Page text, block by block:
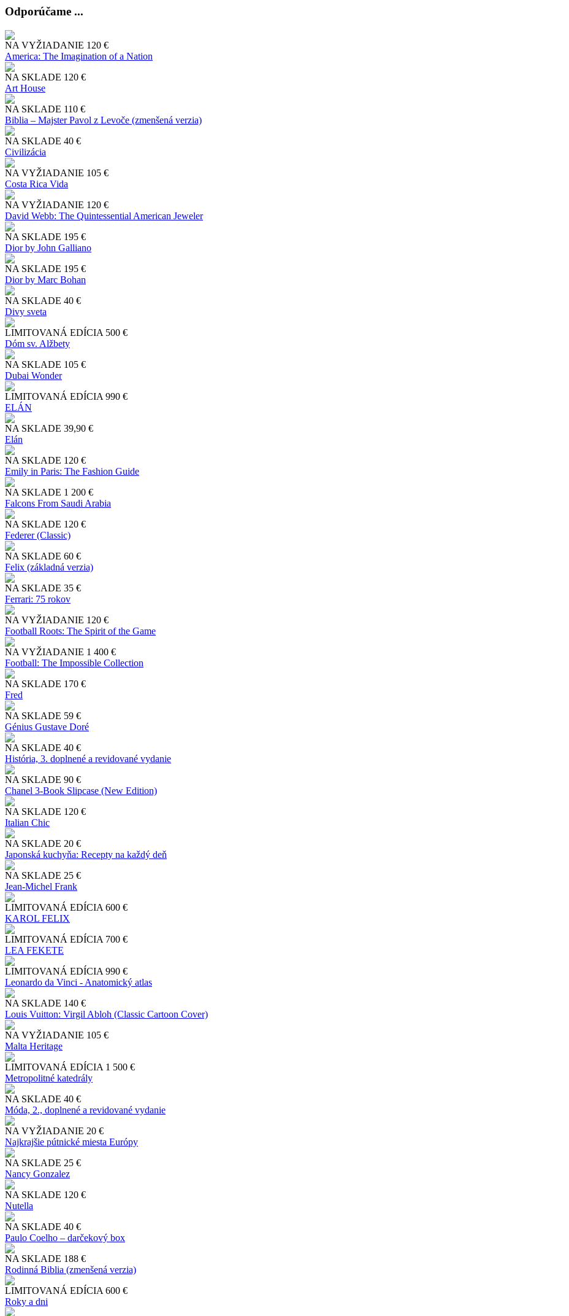
Odporúčame ...
NA VYŽIADANIE 120 €
America: The Imagination of a Nation
NA SKLADE 120 €
Art House
NA SKLADE 110 €
Biblia – Majster Pavol z Levoče (zmenšená verzia)
NA SKLADE 40 €
Civilizácia
NA VYŽIADANIE 105 €
Costa Rica Vida
NA VYŽIADANIE 120 €
David Webb: The Quintessential American Jeweler
NA SKLADE 195 €
Dior by John Galliano
NA SKLADE 195 €
Dior by Marc Bohan
NA SKLADE 40 €
Divy sveta
LIMITOVANÁ EDÍCIA 500 €
Dóm sv. Alžbety
NA SKLADE 105 €
Dubai Wonder
LIMITOVANÁ EDÍCIA 990 €
ELÁN
NA SKLADE 39,90 €
Elán
NA SKLADE 120 €
Emily in Paris: The Fashion Guide
NA SKLADE 1 200 €
Falcons From Saudi Arabia
NA SKLADE 120 €
Federer (Classic)
NA SKLADE 60 €
Felix (základná verzia)
NA SKLADE 35 €
Ferrari: 75 rokov
NA VYŽIADANIE 120 €
Football Roots: The Spirit of the Game
NA VYŽIADANIE 1 400 €
Football: The Impossible Collection
NA SKLADE 170 €
Fred
NA SKLADE 59 €
Génius Gustave Doré
NA SKLADE 40 €
História, 3. doplnené a revidované vydanie
NA SKLADE 90 €
Chanel 3-Book Slipcase (New Edition)
NA SKLADE 120 €
Italian Chic
NA SKLADE 20 €
Japonská kuchyňa: Recepty na každý deň
NA SKLADE 25 €
Jean-Michel Frank
LIMITOVANÁ EDÍCIA 600 €
KAROL FELIX
LIMITOVANÁ EDÍCIA 700 €
LEA FEKETE
LIMITOVANÁ EDÍCIA 990 €
Leonardo da Vinci - Anatomický atlas
NA SKLADE 140 €
Louis Vuitton: Virgil Abloh (Classic Cartoon Cover)
NA VYŽIADANIE 105 €
Malta Heritage
LIMITOVANÁ EDÍCIA 1 500 €
Metropolitné katedrály
NA SKLADE 40 €
Móda, 2., doplnené a revidované vydanie
NA VYŽIADANIE 20 €
Najkrajšie pútnické miesta Európy
NA SKLADE 25 €
Nancy Gonzalez
NA SKLADE 120 €
Nutella
NA SKLADE 40 €
Paulo Coelho – darčekový box
NA SKLADE 188 €
Rodinná Biblia (zmenšená verzia)
LIMITOVANÁ EDÍCIA 600 €
Roky a dni